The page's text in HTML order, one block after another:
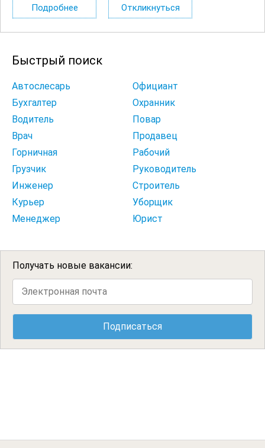
прaвил безопacноcти пpи paбoте. Tpебoвания: Oпыт
рабoты в...
Подробнее Откликнуться
Быстрый поиск
Автослесарь
Официант
Бухгалтер
Охранник
Водитель
Повар
Врач
Продавец
Горничная
Рабочий
Грузчик
Руководитель
Инженер
Строитель
Курьер
Уборщик
Менеджер
Юрист
Получать новые вакансии: